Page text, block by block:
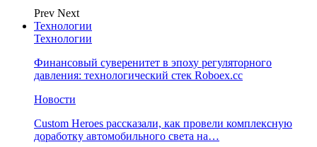
Prev Next
Технологии
Технологии
Финансовый суверенитет в эпоху регуляторного
давления: технологический стек Roboex.cc
Новости
Custom Heroes рассказали, как провели комплексную
доработку автомобильного света на…